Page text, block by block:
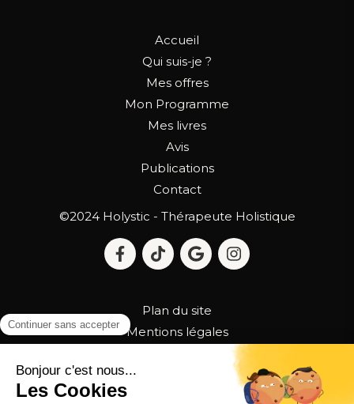
Accueil
Qui suis-je ?
Mes offres
Mon Programme
Mes livres
Avis
Publications
Contact
©2024 Holystic - Thérapeute Holistique
Plan du site
Mentions légales